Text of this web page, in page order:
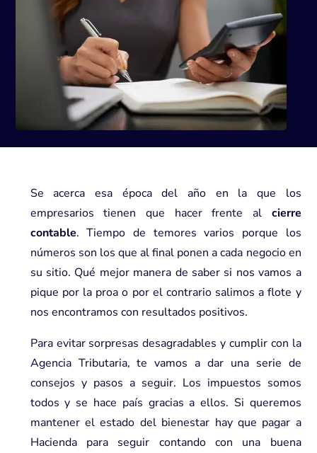
Se acerca esa época del año en la que los
empresarios tienen que hacer frente al cierre
contable. Tiempo de temores varios porque los
números son los que al final ponen a cada negocio en
su sitio. Qué mejor manera de saber si nos vamos a
pique por la proa o por el contrario salimos a flote y
nos encontramos con resultados positivos.
Para evitar sorpresas desagradables y cumplir con la
Agencia Tributaria, te vamos a dar una serie de
consejos y pasos a seguir. Los impuestos somos
todos y se hace país gracias a ellos. Si queremos
mantener el estado del bienestar hay que pagar a
Hacienda para seguir contando con una buena